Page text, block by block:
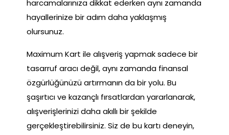
harcamalarınıza dikkat ederken aynı zamanda
hayallerinize bir adım daha yaklaşmış
olursunuz.
Maximum Kart ile alışveriş yapmak sadece bir
tasarruf aracı değil, aynı zamanda finansal
özgürlüğünüzü artırmanın da bir yolu. Bu
şaşırtıcı ve kazançlı fırsatlardan yararlanarak,
alışverişlerinizi daha akıllı bir şekilde
gerçekleştirebilirsiniz. Siz de bu kartı deneyin,